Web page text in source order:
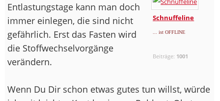
Schnuffeline
... ist OFFLINE
Beiträge: 1001
Entlastungstage kann man doch
immer einlegen, die sind nicht
gefährlich. Erst das Fasten wird
die Stoffwechselvorgänge
verändern.
Wenn Du Dir schon etwas gutes tun willst, würde